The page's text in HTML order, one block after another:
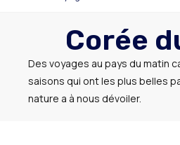
Corée
Des voyages au pays du matin
saisons qui ont les plus belles
nature a à nous dévoiler.